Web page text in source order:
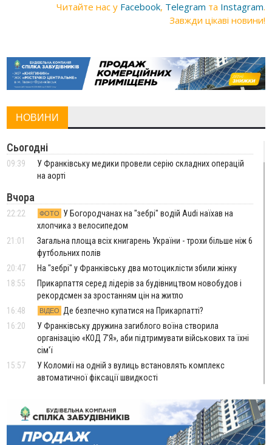
Читайте нас у Facebook, Telegram та Instagram.
Завжди цікаві новини!
НОВИНИ
Сьогодні
09:39
У Франківську медики провели серію складних операцій
на аорті
Вчора
22:22 ФОТО
У Богородчанах на "зебрі" водій Audi наїхав на
хлопчика з велосипедом
21:01
Загальна площа всіх книгарень України - трохи більше ніж 6
футбольних полів
20:47
На "зебрі" у Франківську два мотоциклісти збили жінку
18:55
Прикарпаття серед лідерів за будівництвом новобудов і
рекордсмен за зростанням цін на житло
16:48
ВІДЕО
Де безпечно купатися на Прикарпатті?
16:20
У Франківську дружина загиблого воїна створила
організацію «КОД 7'Я», аби підтримувати військових та їхні
сім'ї
15:57
У Коломиї на одній з вулиць встановлять комплекс
автоматичної фіксації швидкості
15:00
На Закарпатті викрили масштабну схему незаконного
виключення військовозобов’язаних з обліку
14:31
«Багато питань буде знято». На громадських слуханнях в